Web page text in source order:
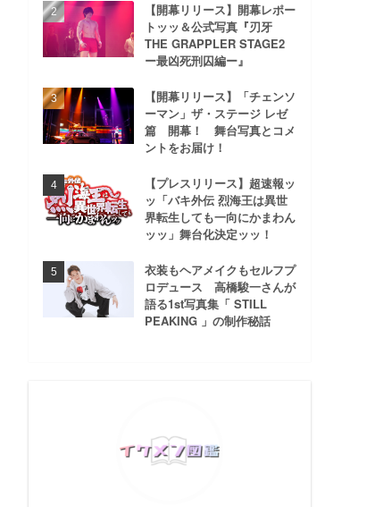
【開幕リリース】開幕レポー
トッッ＆公式写真『刃牙
THE GRAPPLER STAGE2
ー最凶死刑囚編ー』
【開幕リリース】「チェンソ
ーマン」ザ・ステージ レゼ
篇 開幕！ 舞台写真とコメ
ントをお届け！
【プレスリリース】超速報ッ
ッ「バキ外伝 烈海王は異世
界転生しても一向にかまわん
ッッ」舞台化決定ッッ！
衣装もヘアメイクもセルフプ
ロデュース 高橋駿一さんが
語る1st写真集「 STILL
PEAKING 」の制作秘話